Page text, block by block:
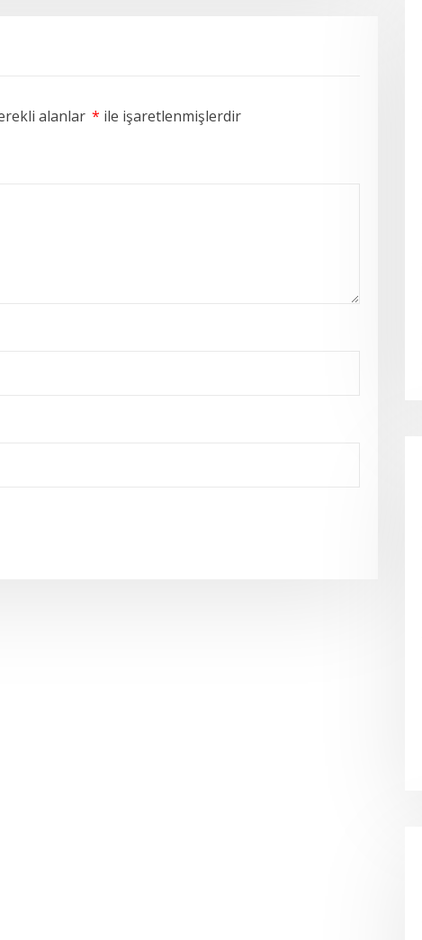
alanlar * ile işaretlenmişlerdir